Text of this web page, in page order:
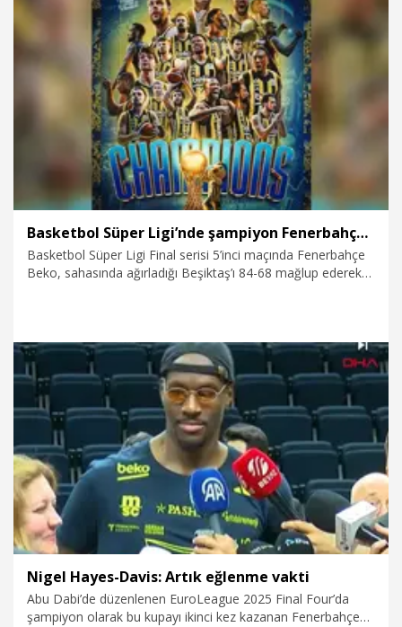
mağlup ederek kupayı elde etmişti.
26.06.2025 Spor
Basketbol Süper Ligi’nde şampiyon Fenerbahçe Beko
Basketbol Süper Ligi Final serisi 5’inci maçında Fenerbahçe
Beko, sahasında ağırladığı Beşiktaş’ı 84-68 mağlup ederek
25.06.2025 Spor
Nigel Hayes-Davis: Artık eğlenme vakti
Abu Dabi’de düzenlenen EuroLeague 2025 Final Four’da
şampiyon olarak bu kupayı ikinci kez kazanan Fenerbahçe